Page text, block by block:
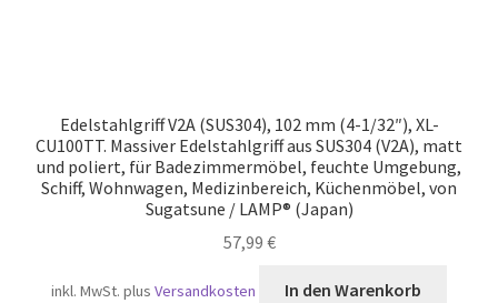
Edelstahlgriff V2A (SUS304), 102 mm (4-1/32″), XL-
CU100TT. Massiver Edelstahlgriff aus SUS304 (V2A), matt
und poliert, für Badezimmermöbel, feuchte Umgebung,
Schiff, Wohnwagen, Medizinbereich, Küchenmöbel, von
Sugatsune / LAMP® (Japan)
57,99 €
inkl. MwSt. plusVersandkosten In den Warenkorb